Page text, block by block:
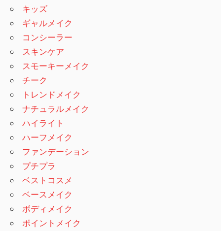
キッズ
ギャルメイク
コンシーラー
スキンケア
スモーキーメイク
チーク
トレンドメイク
ナチュラルメイク
ハイライト
ハーフメイク
ファンデーション
プチプラ
ベストコスメ
ベースメイク
ボディメイク
ポイントメイク